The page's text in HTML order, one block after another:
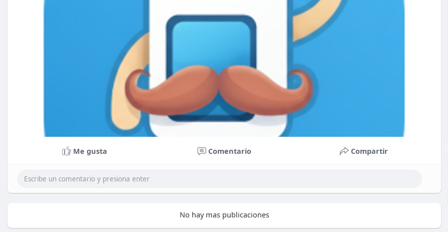
Me gusta Comentario Compartir
No hay mas publicaciones